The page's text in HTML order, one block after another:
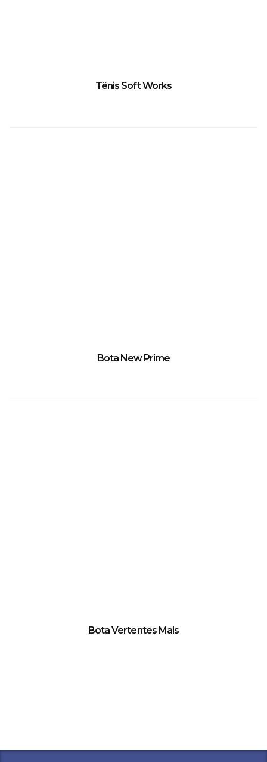
Tênis Soft Works
Bota New Prime
Bota Vertentes Mais